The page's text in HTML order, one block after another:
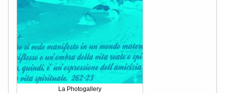
La Photogallery